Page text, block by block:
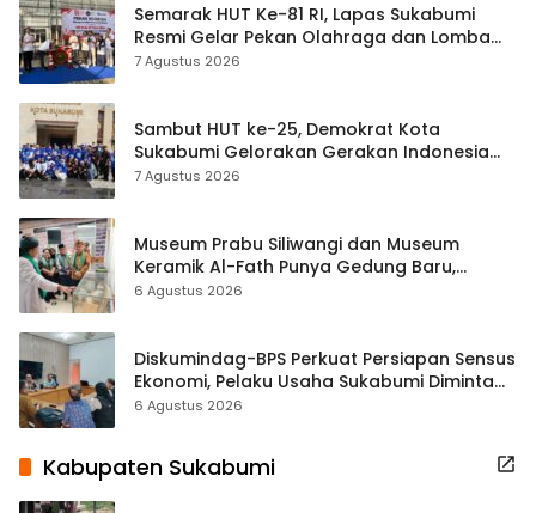
Semarak HUT Ke-81 RI, Lapas Sukabumi
Resmi Gelar Pekan Olahraga dan Lomba
Tradisional
7 Agustus 2026
Sambut HUT ke-25, Demokrat Kota
Sukabumi Gelorakan Gerakan Indonesia
ASRI Lewat Aksi Bersih Masjid Agung
7 Agustus 2026
Museum Prabu Siliwangi dan Museum
Keramik Al-Fath Punya Gedung Baru,
Hampir 500 Koleksi Dipisahkan
6 Agustus 2026
Diskumindag-BPS Perkuat Persiapan Sensus
Ekonomi, Pelaku Usaha Sukabumi Diminta
Terbuka Beri Data
6 Agustus 2026
Kabupaten Sukabumi